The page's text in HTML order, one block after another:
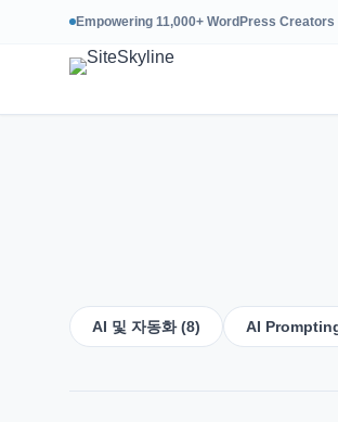
Empowering 11,000+ WordPress Creators
AI 및 자동화 (8) AI